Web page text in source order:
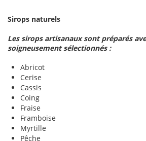
Sirops naturels
Les sirops artisanaux sont préparés
soigneusement sélectionnés :
Abricot
Cerise
Cassis
Coing
Fraise
Framboise
Myrtille
Pêche